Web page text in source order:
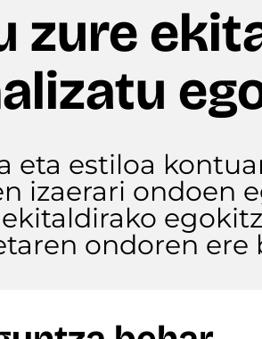
zure
eta estiloa
izaerari ondoen
ondoren ere